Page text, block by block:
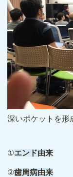
深いポケットを形
①エンド由来
②歯周病由来